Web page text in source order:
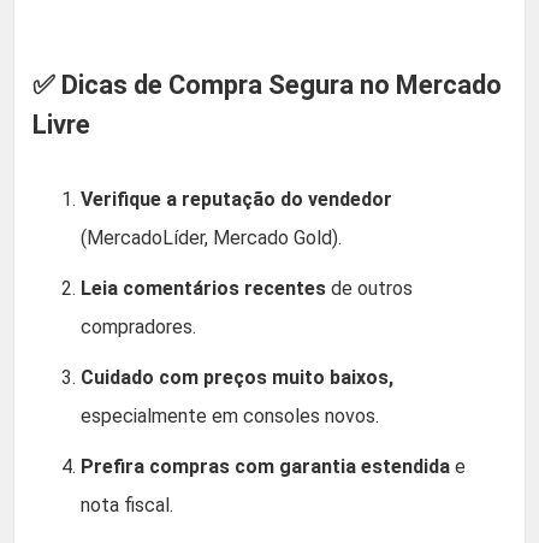
✅ Dicas de Compra Segura no Mercado
Livre
Verifique a reputação do vendedor
(MercadoLíder, Mercado Gold).
Leia comentários recentes de outros
compradores.
Cuidado com preços muito baixos,
especialmente em consoles novos.
Prefira compras com garantia estendida e
nota fiscal.